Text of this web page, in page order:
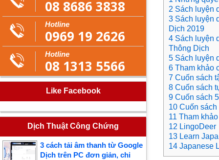
2 Sách luyện
3 Sách luyện
Dịch 2019
4 Sách luyện
Thông Dịch
5 Sách luyện
6 Tham khảo
7 Cuốn sách
8 Cuốn sách
9 Cuốn sách
10 Cuốn
11 Tham
12 LingoDeer
13 Learn
14 Japanese
08 8686 3838
Hotline
0969 19 2626
Hotline
08 1313 5566
Like Facebook
Dịch Thuật Công Chứng
3 cách tải âm thanh từ Google
Dịch trên PC đơn giản, chi